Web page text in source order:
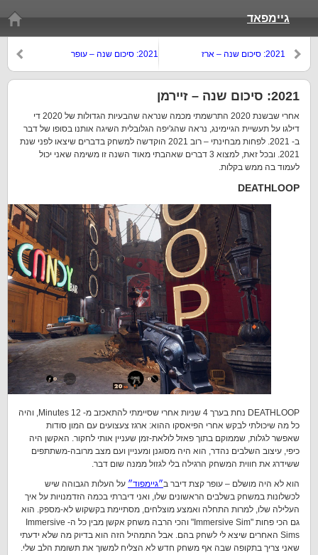
גיימפאד
2021: סיכום שנה – עופר 2021: סיכום שנה – ארז
2021: סיכום שנה – זיירמן
אחרי שבשנת 2020 התרשמתי מכמה שנראה שהבעיות הגדולות של 2020 די
דילגו על תעשיית הגיימינג, נראה שהג'יפה הגלובלית השיגה אותנו בסופו של דבר
ב- 2021. לפחות מבחינתי – רוב 2021 הוקדשה למשחק בדברים שיצאו לפני שנת
2021. ובכל זאת, למצוא 3 דברים שאהבתי מאוד השנה זו משימה שאני יכול
לעמוד בה ממש בקלות.
DEATHLOOP
DEATHLOOP נחת בערך 4 שניות אחרי שסיימתי להתאכזב מ- 12 Minutes, והיה
כל מה שיכולתי לבקש אחרי הפיאסקו ההוא: ארגז צעצועים עם המון סודות
שאפשר לגלות, שממוקם בתוך פאזל לולאת-זמן שעניין אותי לחקור. האקשן היה
כיפי, עיצוב השלבים נהדר, הוא היה מסוגנן ומעניין ועם מצב מרובה-משתתפים
ששידרג את חווית המשחק הרגילה בלי לגזול ממנה שום דבר.
הוא לא היה מושלם – עופר קצת דיבר ב״גיימפוד״ על העלות הגבוהה שיש
לכשלונות במשחק בשלבים הראשונים שלו, ואני דיברתי בכמה הזדמנויות על איך
העלילה שלו, למרות התחלה ואמצע מוצלחים, מסתיימת בקשקוש לא-מספק. הוא
גם הכי פחות "Immersive Sim" והכי הרבה משחק אקשן מבין כל ה- Immersive
Sims האחרים שיצא לי לשחק בהם. אבל התמהיל הזה הוא בדיוק מה שלא ידעתי
שאני צריך בתקופה שבה אף משחק חדש לא הצליח למשוך את תשומת הלב שלי.